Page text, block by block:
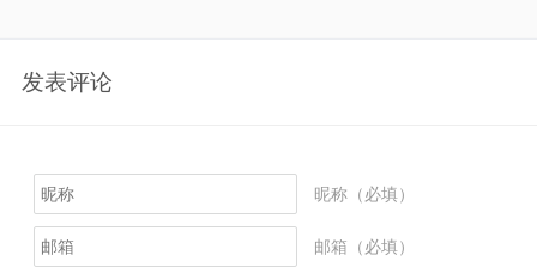
发表评论
昵称（必填）
邮箱（必填）